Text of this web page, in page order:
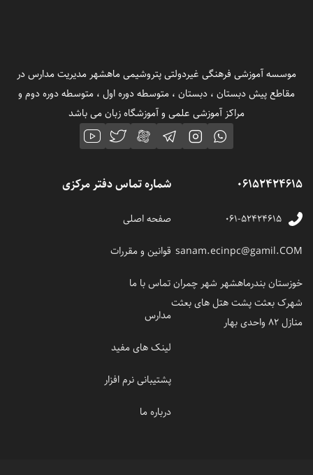
06152424615
۰۶۱-۵۲۴۲۴۶۱۵
sanam.ecinpc@gamil.COM
خوزستان بندرماهشهر شهر چمران
شهرک بعثت پشت هتل های بعثت
منازل 82 واحدی بهار
موسسه آموزشی فرهنگی غیردولتی پتروشیمی ماهشهر مدیریت مدارس در
مقاطع پیش دبستان ، دبستان ، متوسطه دوره اول ، متوسطه دوره دوم و
مراکز آموزشی علمی و آموزشگاه زبان می باشد
شماره تماس دفتر مرکزی
صفحه اصلی
قوانین و مقررات
تماس با ما
مدارس
لینک های مفید
پشتیبانی نرم افزار
درباره ما